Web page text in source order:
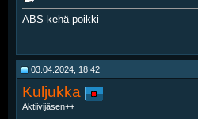
ABS-kehä poikki
03.04.2024, 18:42
Kuljukka
Aktiivijäsen++